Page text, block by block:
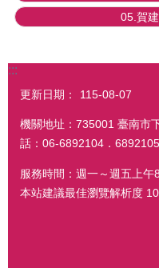
05.賀
:::
更新日期： 115-08-07
機關地址：735001 臺南市
話：06-6892104．6892105
服務時間：週一～週五上
本站建議最佳瀏覽解析度